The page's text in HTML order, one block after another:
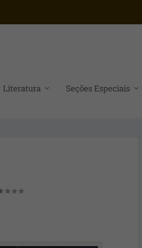
Literatura Seções Especiais